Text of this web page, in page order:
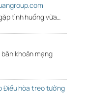
tình huống vừa…
khoăn mạng
Điều hòa treo tường